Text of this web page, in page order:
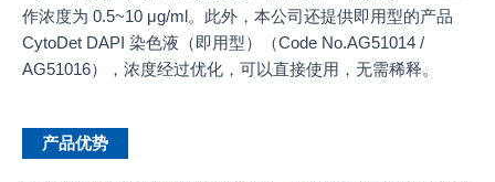
作浓度为 0.5~10 μg/ml。此外，本公司还提供即用型的产品
CytoDet DAPI 染色液（即用型）（Code No.AG51014 /
AG51016），浓度经过优化，可以直接使用，无需稀释。
产品优势